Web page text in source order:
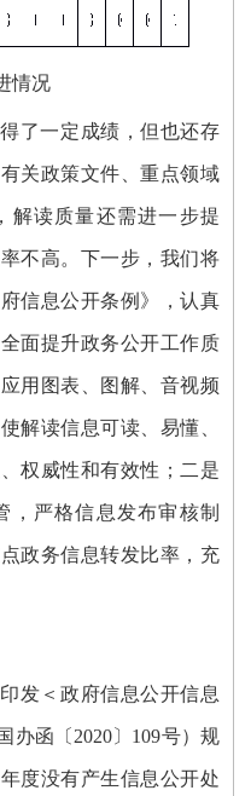
情况
了一定成绩，但也还存
有关政策文件 、重点领域
， 解读质量还需进一步提
不高。 下一步，我们将
信息公开条例》 ，认真
面提升政务公开工作质
用图表、图解、音视频
解读信息可读、易懂、
权威性和有效性 ；二是
，严格信息发布审核制
政务信息转发比率，充
发＜政府信息公开信息
办函〔2020〕109号）规
度没有产生信息公开处